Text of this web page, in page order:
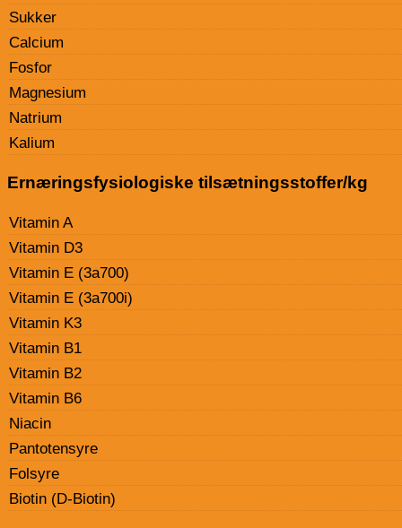
Sukker
Calcium
Fosfor
Magnesium
Natrium
Kalium
Ernæringsfysiologiske tilsætningsstoffer/kg
Vitamin A
Vitamin D3
Vitamin E (3a700)
Vitamin E (3a700i)
Vitamin K3
Vitamin B1
Vitamin B2
Vitamin B6
Niacin
Pantotensyre
Folsyre
Biotin (D-Biotin)